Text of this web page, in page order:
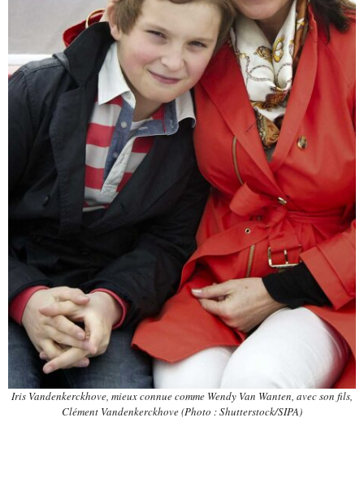
Iris Vandenkerckhove, mieux connue comme Wendy Van Wanten, avec son fils,
Clément Vandenkerckhove (Photo : Shutterstock/SIPA)